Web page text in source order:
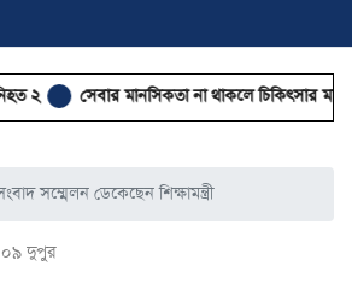
সেবার মানসিকতা না থাকলে চিকিৎসার মান উন্নয়ন
সম্মেলন ডেকেছেন শিক্ষামন্ত্রী
দুপুর